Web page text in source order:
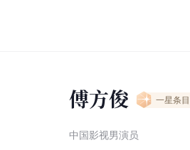
傅方俊 一星条目
中国影视男演员